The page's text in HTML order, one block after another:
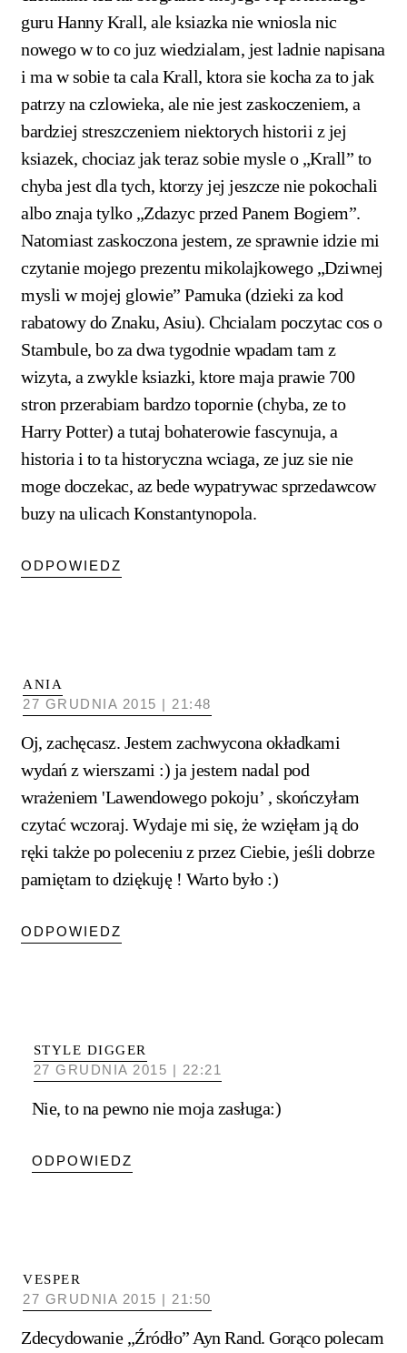
guru Hanny Krall, ale ksiazka nie wniosla nic
nowego w to co juz wiedzialam, jest ladnie napisana
i ma w sobie ta cala Krall, ktora sie kocha za to jak
patrzy na czlowieka, ale nie jest zaskoczeniem, a
bardziej streszczeniem niektorych historii z jej
ksiazek, chociaz jak teraz sobie mysle o „Krall” to
chyba jest dla tych, ktorzy jej jeszcze nie pokochali
albo znaja tylko „Zdazyc przed Panem Bogiem”.
Natomiast zaskoczona jestem, ze sprawnie idzie mi
czytanie mojego prezentu mikolajkowego „Dziwnej
mysli w mojej glowie” Pamuka (dzieki za kod
rabatowy do Znaku, Asiu). Chcialam poczytac cos o
Stambule, bo za dwa tygodnie wpadam tam z
wizyta, a zwykle ksiazki, ktore maja prawie 700
stron przerabiam bardzo topornie (chyba, ze to
Harry Potter) a tutaj bohaterowie fascynuja, a
historia i to ta historyczna wciaga, ze juz sie nie
moge doczekac, az bede wypatrywac sprzedawcow
buzy na ulicach Konstantynopola.
ODPOWIEDZ
ANIA
27 GRUDNIA 2015 | 21:48
Oj, zachęcasz. Jestem zachwycona okładkami
wydań z wierszami :) ja jestem nadal pod
wrażeniem 'Lawendowego pokoju’ , skończyłam
czytać wczoraj. Wydaje mi się, że wzięłam ją do
ręki także po poleceniu z przez Ciebie, jeśli dobrze
pamiętam to dziękuję ! Warto było :)
ODPOWIEDZ
STYLE DIGGER
27 GRUDNIA 2015 | 22:21
Nie, to na pewno nie moja zasługa:)
ODPOWIEDZ
VESPER
27 GRUDNIA 2015 | 21:50
Zdecydowanie „Źródło” Ayn Rand. Gorąco polecam